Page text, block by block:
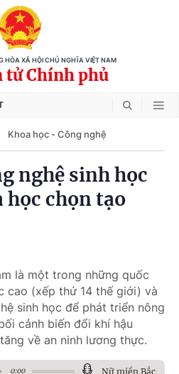
HÒA XÃ HỘI CHỦ NGHĨA VIỆT NAM
tử Chính phủ
Khoa học - Công nghệ
nghệ sinh học
học chọn tạo
là một trong những quốc
cao (xếp thứ 14 thế giới) và
sinh học để phát triển nông
cảnh biến đổi khí hậu
về an ninh lương thực.
0:00 Nữ miền Bắc